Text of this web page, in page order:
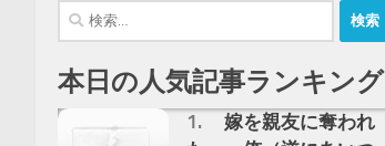
検
索:
本日の人気記事ランキング
嫁を親友に奪われ